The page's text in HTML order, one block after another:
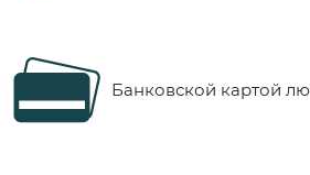
Банковской картой